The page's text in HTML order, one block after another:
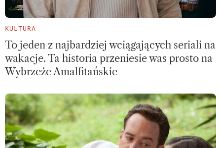
KULTURA
To jeden z najbardziej wciągających seriali na
wakacje. Ta historia przeniesie was prosto na
Wybrzeże Amalfitańskie